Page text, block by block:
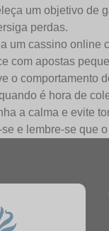
um objetivo de
perdas.
um cassino online
com apostas
o comportamento
é hora de
a calma e evite
se e lembre-se que